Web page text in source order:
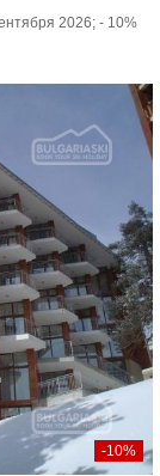
2026; - 10%
-10%